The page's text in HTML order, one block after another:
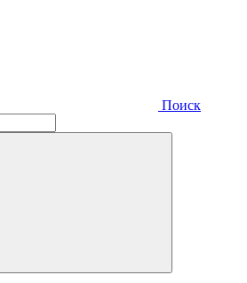
Поиск